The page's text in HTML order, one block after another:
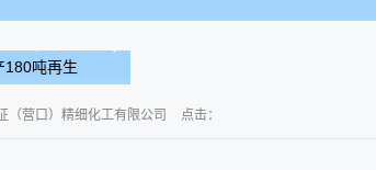
180吨再生
（营口）精细化工有限公司 点击：